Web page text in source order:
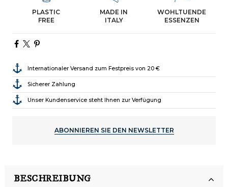
PLASTIC
FREE
MADE IN
ITALY
WOHLTUENDE
ESSENZEN
Internationaler Versand zum Festpreis von 20 €
Sicherer Zahlung
Unser Kundenservice steht Ihnen zur Verfügung
ABONNIEREN SIE DEN NEWSLETTER
BESCHREIBUNG